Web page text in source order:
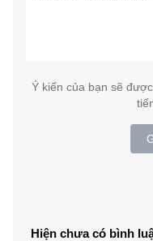
Ý kiến của bạn sẽ
Hiện chưa có bình